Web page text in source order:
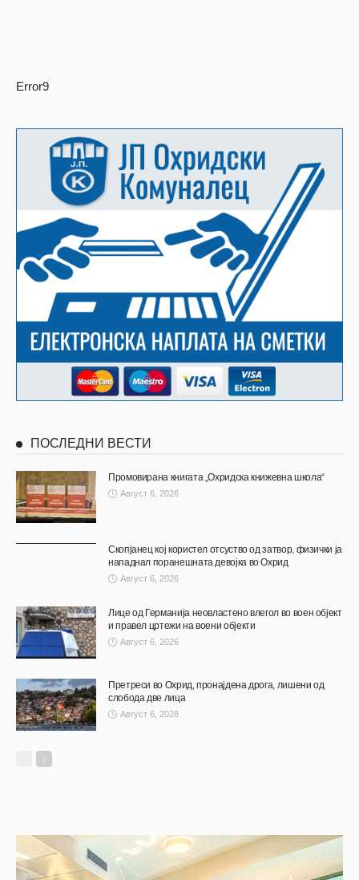
Error9
ПОСЛЕДНИ ВЕСТИ
Промовирана книгата „Охридска книжевна школа“
Август 6, 2026
Скопјанец кој користел отсуство од затвор, физички ја
нападнал поранешната девојка во Охрид
Август 6, 2026
Лице од Германија неовластено влегол во воен објект
и правел цртежи на воени објекти
Август 6, 2026
Претреси во Охрид, пронајдена дрога, лишени од
слобода две лица
Август 6, 2026